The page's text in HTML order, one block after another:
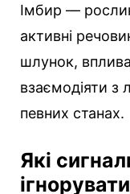
Імбир —
активні
шлунок,
взаємодіяти з
певних станах.
Які
ігнорувати